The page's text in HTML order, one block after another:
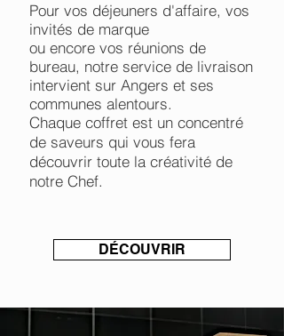
Pour vos déjeuners d'affaire, vos
invités de marque
ou encore vos réunions de
bureau, notre service de livraison
intervient sur Angers et ses
communes alentours.
Chaque coffret est un concentré
de saveurs qui vous fera
découvrir toute la créativité de
notre Chef.
DÉCOUVRIR